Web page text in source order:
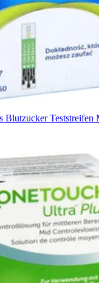
Blutzucker Teststreifen